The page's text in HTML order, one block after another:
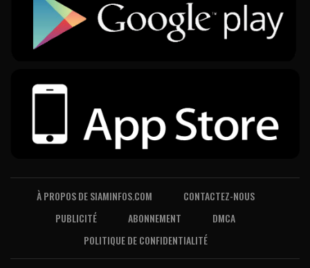
À PROPOS DE SIAMINFOS.COM
CONTACTEZ-NOUS
PUBLICITÉ
ABONNEMENT
DMCA
POLITIQUE DE CONFIDENTIALITÉ